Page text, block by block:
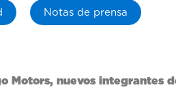
Notas de prensa
Motors, nuevosintegrantes